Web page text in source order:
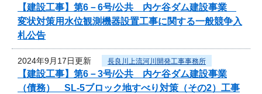
【建設工事】第6－6号/公共 内ケ谷ダム建設事業
変状対策用水位観測機器設置工事に関する一般競争入
札公告
2024年9月17日更新 長良川上流河川開発工事事務所
【建設工事】第6－3号/公共 内ケ谷ダム建設事業
（債務） SL-5ブロック地すべり対策（その2）工事